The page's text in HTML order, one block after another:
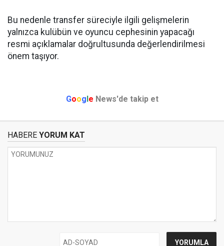
Bu nedenle transfer süreciyle ilgili gelişmelerin
yalnızca kulübün ve oyuncu cephesinin yapacağı
resmi açıklamalar doğrultusunda değerlendirilmesi
önem taşıyor.
Google News'de takip et
HABERE YORUM KAT